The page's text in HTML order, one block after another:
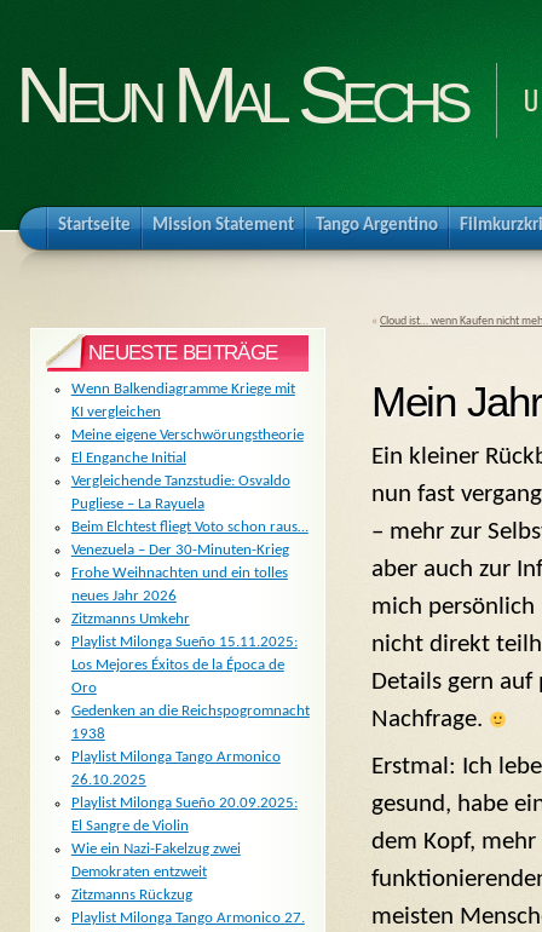
Neun Mal Sechs
Startseite Mission Statement Tango Argentino
« Cloud ist… wenn Kaufen nicht
Mein
Ein kleiner
nun fast
– mehr zur
aber auch zur
mich persönlich
nicht direkt
Details gern auf
Nachfrage.
Erstmal: Ich
gesund, habe
dem Kopf, mehr
meisten
NEUESTE BEITRÄGE
Wenn Balkendiagramme Kriege mit
KI vergleichen
Meine eigene Verschwörungstheorie
El Enganche Initial
Vergleichende Tanzstudie: Osvaldo
Pugliese – La Rayuela
Beim Elchtest fliegt Voto schon raus…
Venezuela – Der 30-Minuten-Krieg
Frohe Weihnachten und ein tolles
neues Jahr 2026
Zitzmanns Umkehr
Playlist Milonga Sueño 15.11.2025:
Los Mejores Éxitos de la Época de
Oro
Gedenken an die Reichspogromnacht
1938
Playlist Milonga Tango Armonico
26.10.2025
Playlist Milonga Sueño 20.09.2025:
El Sangre de Violin
Wie ein Nazi-Fakelzug zwei
Demokraten entzweit
Zitzmanns Rückzug
Playlist Milonga Tango Armonico 27.